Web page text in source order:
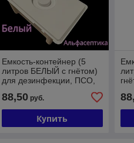
Емкость-контейнер (5
литров БЕЛЫЙ с гнётом)
для дезинфекции, ПСО,
химической стерилизации
изделий +20% НДС
88,50руб.
Купить